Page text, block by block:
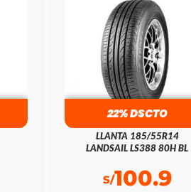
22% DSCTO
LLANTA 185/55R14
LANDSAIL LS388 80H BL
S/100.9